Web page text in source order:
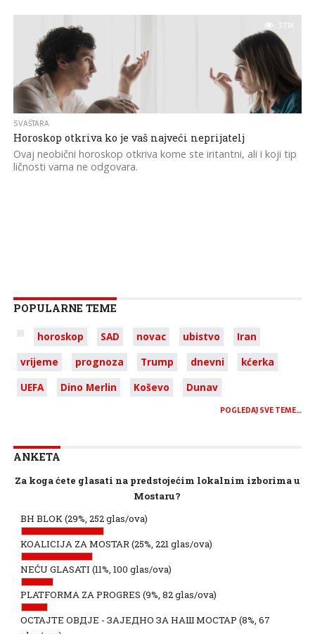
37.1K
SVAŠTARA
Horoskop otkriva ko je vaš najveći neprijatelj
Ovaj neobični horoskop otkriva kome ste iritantni, ali i koji tip
ličnosti vama ne odgovara.
POPULARNE TEME
horoskop SAD novac ubistvo
Iran
vrijeme
prognoza Trump dnevni
kćerka
UEFA
Dino Merlin Koševo Dunav
POGLEDAJ SVE TEME…
ANKETA
Za koga ćete glasati na predstojećim lokalnim izborima u
Mostaru?
BH BLOK(29%, 252 glas/ova)
KOALICIJA ZA MOSTAR(25%, 221 glas/ova)
NEĆU GLASATI (11%, 100 glas/ova)
PLATFORMA ZA PROGRES (9%, 82 glas/ova)
ОСТАЈТЕ ОВДЈЕ - ЗАЈЕДНО ЗА НАШ МОСТАР (8%, 67